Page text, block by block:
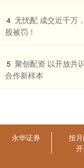
4 无忧配 成交近千万
股被罚！
5 聚创配资 以开放共
合作新样本
永华证券
按